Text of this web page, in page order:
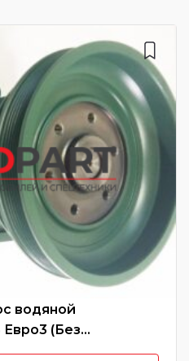
водяной
Евро3 (Без